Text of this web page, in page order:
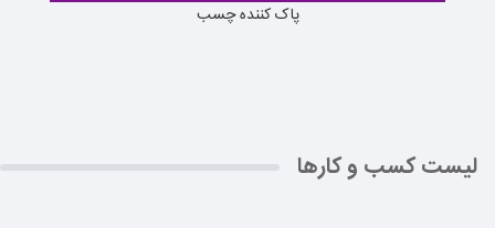
پاک کننده چسب
لیست کسب و کارها